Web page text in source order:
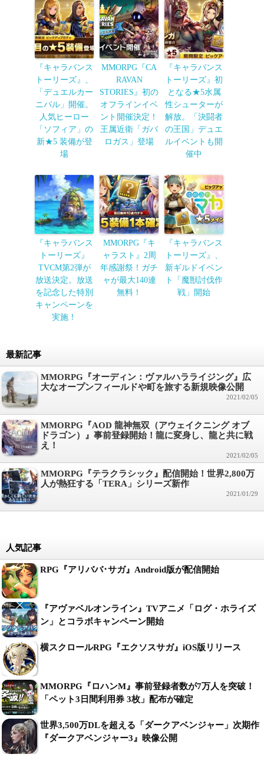
『キャラバンス
トーリーズ』、
「デュエルカー
ニバル」開催。
人気ヒーロー
「ソフィア」の
新★5 装備が登
場
MMORPG『CA
RAVAN
STORIES』初の
オフラインイベ
ント開催決定！
王属近衛「ガバ
ロガス」登場
『キャラバンス
トーリーズ』初
となる★5水属
性シューターが
解放。「決闘者
の王国」デュエ
ルイベントも開
催中
『キャラバンス
トーリーズ』
TVCM第2弾が
放送決定。放送
を記念した特別
キャンペーンを
実施！
MMORPG『キ
ャラスト』2周
年感謝祭！ガチ
ャが最大140連
無料！
『キャラバンス
トーリーズ』、
新ギルドイベン
ト「魔獣討伐作
戦」開始
最新記事
MMORPG『オーディン：ヴァルハラライジング』広
大なオープンフィールドや町を旅する新規映像公開
2021/02/05
MMORPG『AOD 龍神無双（アウェイクニング オブ
ドラゴン）』事前登録開始！龍に変身し、龍と共に戦
え！
2021/02/05
MMORPG『テラクラシック』配信開始！世界2,800万
人が熱狂する「TERA」シリーズ新作
2021/01/29
人気記事
RPG『アリババ･サガ』Android版が配信開始
『アヴァベルオンライン』TVアニメ「ログ・ホライズ
ン」とコラボキャンペーン開始
横スクロールRPG『エクソスサガ』iOS版リリース
MMORPG『ロハンM』事前登録者数が7万人を突破！
「ペット3日間利用券 3枚」配布が確定
世界3,500万DLを超える「ダークアベンジャー」次期作
『ダークアベンジャー3』映像公開